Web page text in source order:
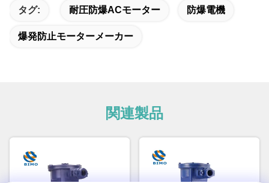
タグ: 耐圧防爆ACモーター 防爆電機
爆発防止モーターメーカー
関連製品